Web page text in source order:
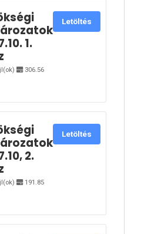
1.
306.56
Letöltés
2.
191.85
Letöltés